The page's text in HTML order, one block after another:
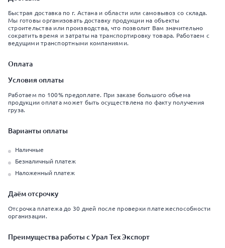
Быстрая доставка по г. Астана и области или самовывоз со склада.
Мы готовы организовать доставку продукции на объекты
строительства или производства, что позволит Вам значительно
сократить время и затраты на транспортировку товара. Работаем с
ведущими транспортными компаниями.
Оплата
Условия оплаты
Работаем по 100% предоплате. При заказе большого объема
продукции оплата может быть осуществлена по факту получения
груза.
Варианты оплаты
Наличные
Безналичный платеж
Наложенный платеж
Даём отсрочку
Отсрочка платежа до 30 дней после проверки платежеспособности
организации.
Преимущества работы с Урал Тех Экспорт